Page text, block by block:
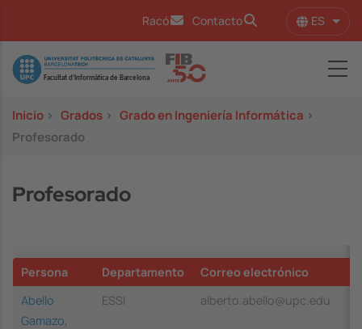
Racó Contacto ES
Image
Inicio > Grados > Grado en Ingeniería Informática >
Profesorado
Profesorado
Persona Departamento
Correo electrónico
Abello
Gamazo,
ESSI alberto.abello@upc.edu